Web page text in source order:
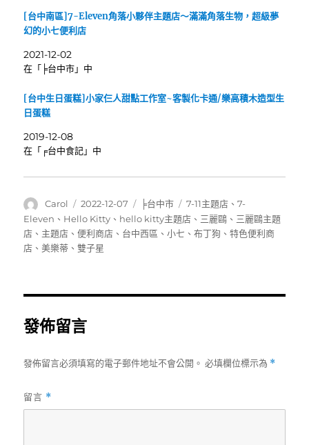
[台中南區]7-Eleven角落小夥伴主題店～滿滿角落生物，超級夢
幻的小七便利店
2021-12-02
在「╞台中市」中
[台中生日蛋糕]小家仨人甜點工作室~客製化卡通/樂高積木造型生
日蛋糕
2019-12-08
在「╒台中食記」中
作
者
Carol
發
佈
日
期:
2022-12-07
分
類
╞台中市
標
籤
7-11主題店 、7-
Eleven 、 Hello Kitty 、 hello kitty主題店 、 三麗鷗 、 三麗鷗主題
店 、 主題店 、便利商店 、 台中西區 、小七 、布丁狗 、特色便利商
店 、美樂蒂 、雙子星
發佈留言
發佈留言必須填寫的電子郵件地址不會公開。 必填欄位標示為 *
留言 *